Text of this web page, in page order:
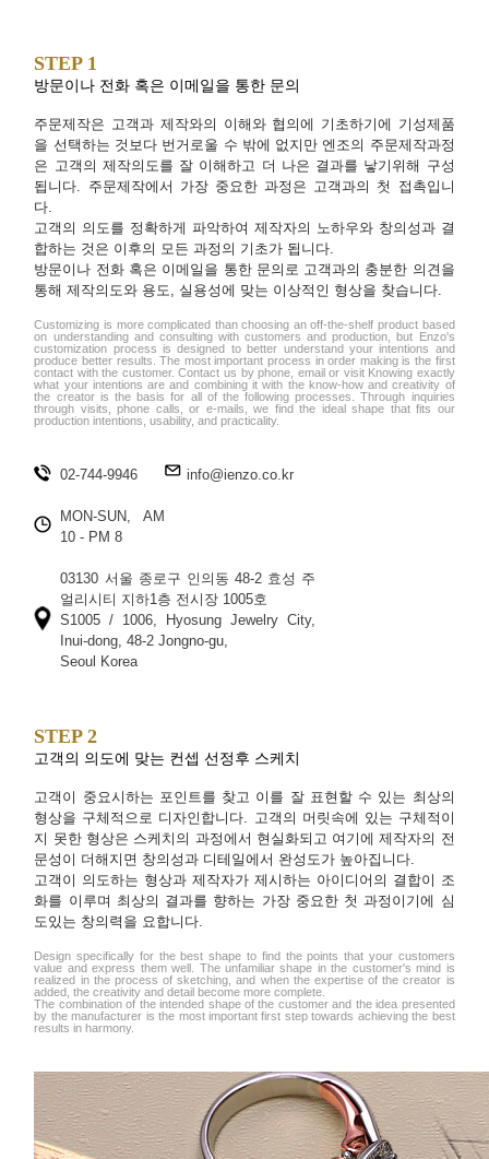
STEP 1
방문이나 전화 혹은 이메일을 통한 문의
주문제작은 고객과 제작와의 이해와 협의에 기초하기에 기성제품
을 선택하는 것보다 번거로울 수 밖에 없지만 엔조의 주문제작과정
은 고객의 제작의도를 잘 이해하고 더 나은 결과를 낳기위해 구성
됩니다. 주문제작에서 가장 중요한 과정은 고객과의 첫 접촉입니
다.
고객의 의도를 정확하게 파악하여 제작자의 노하우와 창의성과 결
합하는 것은 이후의 모든 과정의 기초가 됩니다.
방문이나 전화 혹은 이메일을 통한 문의로 고객과의 충분한 의견을
통해 제작의도와 용도, 실용성에 맞는 이상적인 형상을 찾습니다.
Customizing is more complicated than choosing an off-the-shelf product based
on understanding and consulting with customers and production, but Enzo's
customization process is designed to better understand your intentions and
produce better results. The most important process in order making is the first
contact with the customer. Contact us by phone, email or visit Knowing exactly
what your intentions are and combining it with the know-how and creativity of
the creator is the basis for all of the following processes. Through inquiries
through visits, phone calls, or e-mails, we find the ideal shape that fits our
production intentions, usability, and practicality.
02-744-9946 info@ienzo.co.kr
MON-SUN, AM
10 - PM 8
03130 서울 종로구 인의동 48-2 효성 주
얼리시티 지하1층 전시장 1005호
S1005 / 1006, Hyosung Jewelry City,
Inui-dong, 48-2 Jongno-gu,
Seoul Korea
STEP 2
고객의 의도에 맞는 컨셉 선정후 스케치
고객이 중요시하는 포인트를 찾고 이를 잘 표현할 수 있는 최상의
형상을 구체적으로 디자인합니다. 고객의 머릿속에 있는 구체적이
지 못한 형상은 스케치의 과정에서 현실화되고 여기에 제작자의 전
문성이 더해지면 창의성과 디테일에서 완성도가 높아집니다.
고객이 의도하는 형상과 제작자가 제시하는 아이디어의 결합이 조
화를 이루며 최상의 결과를 향하는 가장 중요한 첫 과정이기에 심
도있는 창의력을 요합니다.
Design specifically for the best shape to find the points that your customers
value and express them well. The unfamiliar shape in the customer's mind is
realized in the process of sketching, and when the expertise of the creator is
added, the creativity and detail become more complete.
The combination of the intended shape of the customer and the idea presented
by the manufacturer is the most important first step towards achieving the best
results in harmony.